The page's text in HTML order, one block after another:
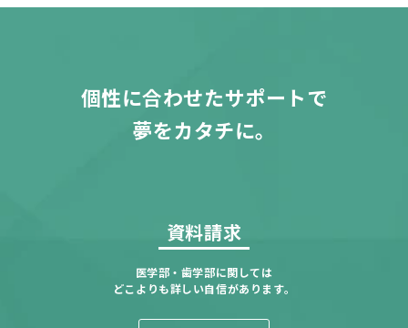
個性に合わせたサポートで
夢をカタチに。
資料請求
医学部・歯学部に関しては
どこよりも詳しい自信があります。